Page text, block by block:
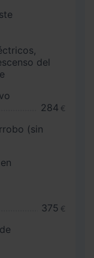
del
284 €
(sin
375 €